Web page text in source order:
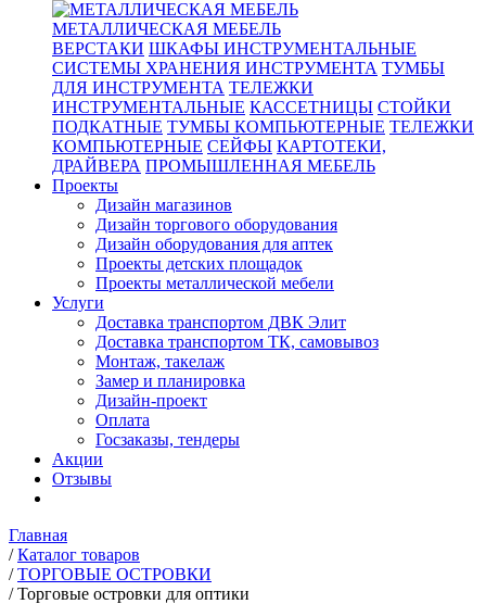
МЕТАЛЛИЧЕСКАЯ МЕБЕЛЬ
ВЕРСТАКИ ШКАФЫ ИНСТРУМЕНТАЛЬНЫЕ
СИСТЕМЫ ХРАНЕНИЯ ИНСТРУМЕНТА ТУМБЫ
ДЛЯ ИНСТРУМЕНТА ТЕЛЕЖКИ
ИНСТРУМЕНТАЛЬНЫЕ КАССЕТНИЦЫ СТОЙКИ
ПОДКАТНЫЕ ТУМБЫ КОМПЬЮТЕРНЫЕ ТЕЛЕЖКИ
КОМПЬЮТЕРНЫЕ СЕЙФЫ КАРТОТЕКИ,
ДРАЙВЕРА ПРОМЫШЛЕННАЯ МЕБЕЛЬ
Проекты
Дизайн магазинов
Дизайн торгового оборудования
Дизайн оборудования для аптек
Проекты детских площадок
Проекты металлической мебели
Услуги
Доставка транспортом ДВК Элит
Доставка транспортом ТК, самовывоз
Монтаж, такелаж
Замер и планировка
Дизайн-проект
Оплата
Госзаказы, тендеры
Акции
Отзывы
Главная
/ Каталог товаров
/ ТОРГОВЫЕ ОСТРОВКИ
/ Торговые островки для оптики